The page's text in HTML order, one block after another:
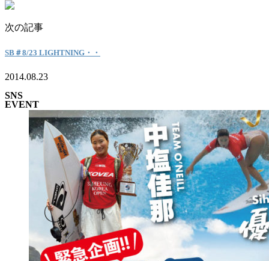
次の記事
SB＃8/23 LIGHTNING・・
2014.08.23
SNS
EVENT